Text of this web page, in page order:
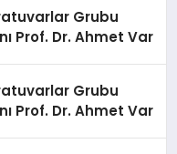
Grubu
Prof. Dr. Ahmet Var
Grubu
Prof. Dr. Ahmet Var